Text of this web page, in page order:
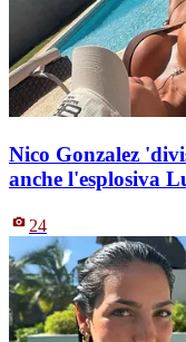
Nico Gonzalez
anche l'esplosiva
24